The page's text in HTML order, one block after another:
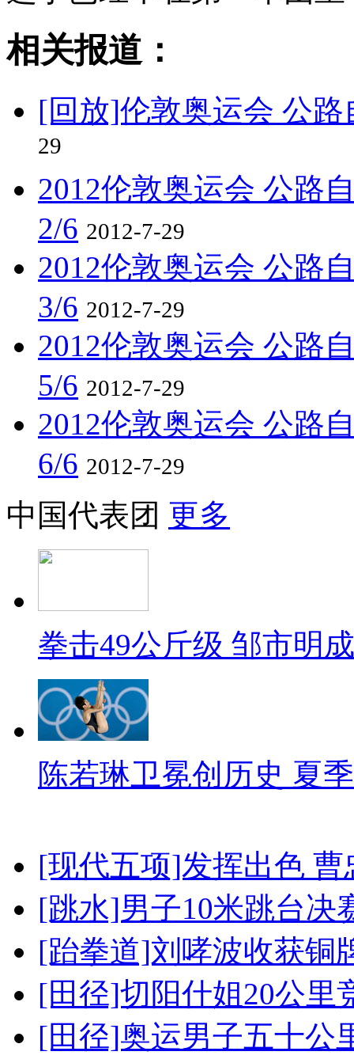
相关报道：
[回放]伦敦奥运会 公
29
2012伦敦奥运会 公路
2/6 2012-7-29
2012伦敦奥运会 公路
3/6 2012-7-29
2012伦敦奥运会 公路
5/6 2012-7-29
2012伦敦奥运会 公路
6/6 2012-7-29
中国代表团 更多
拳击49公斤级 邹市明
陈若琳卫冕创历史 夏
[现代五项]发挥出色
[跳水]男子10米跳台决
[跆拳道]刘哮波收获铜
[田径]切阳什姐20公里
[田径]奥运男子五十公